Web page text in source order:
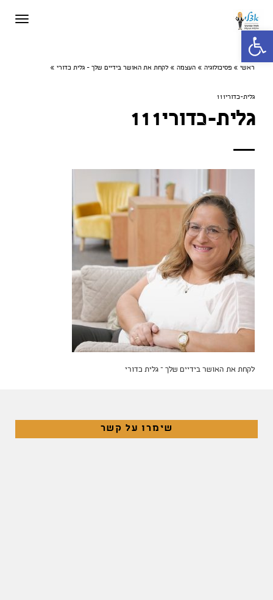
פתח סרגל נגישות
ראשי » פסיכולוגיה » העצמה » לקחת את האושר בידיים שלך - גלית כדורי »
גלית-כדורי111
גלית-כדורי111
לקחת את האושר בידיים שלך – גלית כדורי
שימרו על קשר